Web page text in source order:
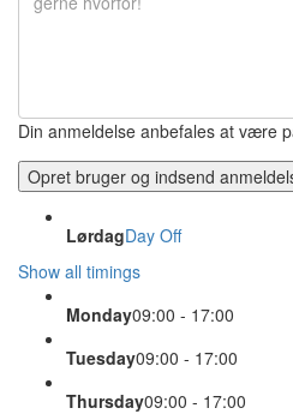
Din anmeldelse anbefales at være
LørdagDay Off
Show all timings
Monday09:00 - 17:00
Tuesday09:00 - 17:00
Thursday09:00 - 17:00